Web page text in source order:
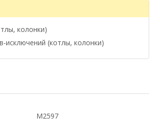
колонки)
исключений (котлы, колонки)
М2597